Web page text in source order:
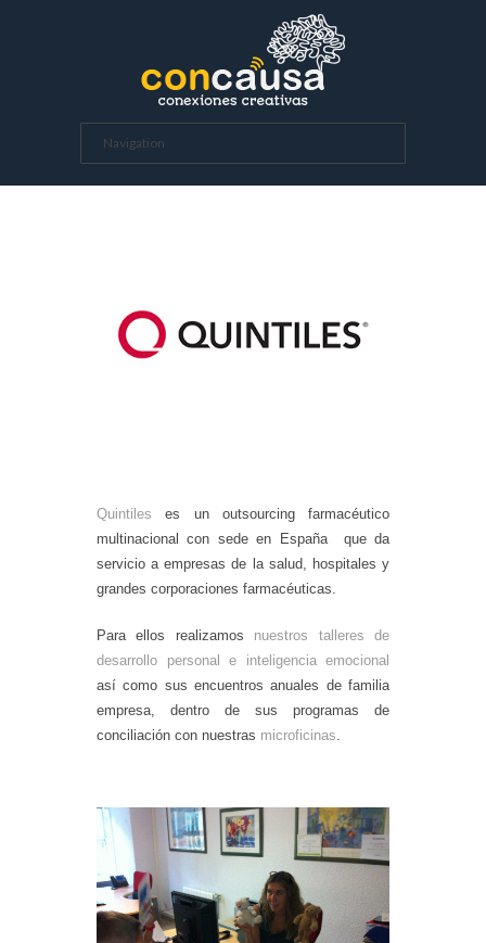
Quintileses un outsourcing farmacéutico
multinacional con sede en España que da
servicio a empresas de la salud, hospitales y
grandes corporaciones farmacéuticas.
Para ellos realizamos nuestros talleres de
desarrollo personal e inteligencia emocional
así como sus encuentros anuales de familia
empresa, dentro de sus programas de
conciliación con nuestras microficinas